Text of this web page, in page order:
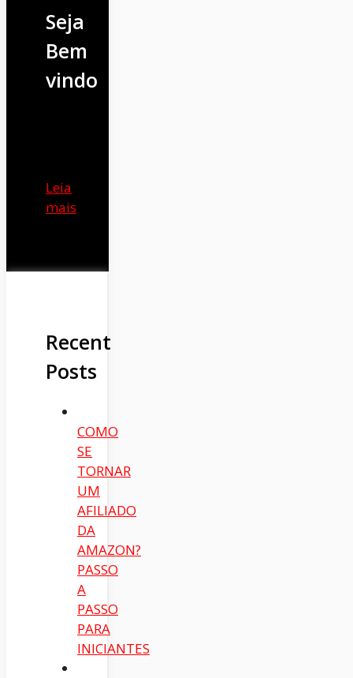
Seja
Bem
vindo
Leia
mais
Recent
Posts
COMO
SE
TORNAR
UM
AFILIADO
DA
AMAZON?
PASSO
A
PASSO
PARA
INICIANTES